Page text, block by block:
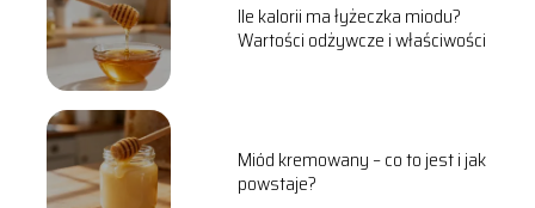
Ile kalorii ma łyżeczka miodu?
Wartości odżywcze i właściwości
Miód kremowany – co to jest i jak
powstaje?